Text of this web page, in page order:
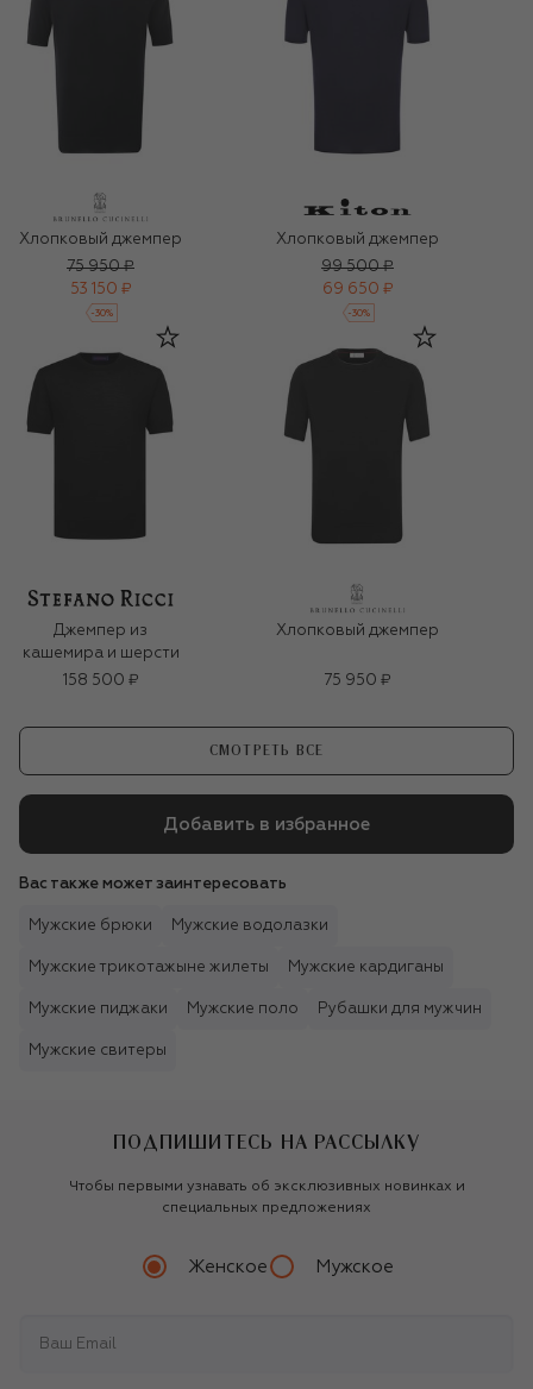
Хлопковый джемпер
75 950 ₽
53 150 ₽
-30%
Хлопковый джемпер
99 500 ₽
69 650 ₽
-30%
Джемпер из
кашемира и шерсти
158 500 ₽
Хлопковый джемпер
75 950 ₽
СМОТРЕТЬ ВСЕ
Добавить в избранное
Вас также может заинтересовать
Мужские брюки Мужские водолазки
Мужские трикотажыне жилеты Мужские кардиганы
Мужские пиджаки Мужские поло Рубашки для мужчин
Мужские свитеры
ПОДПИШИТЕСЬ НА РАССЫЛКУ
Чтобы первыми узнавать об эксклюзивных новинках и
специальных предложениях
Женское Мужское